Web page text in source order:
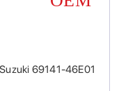
69141-46E01